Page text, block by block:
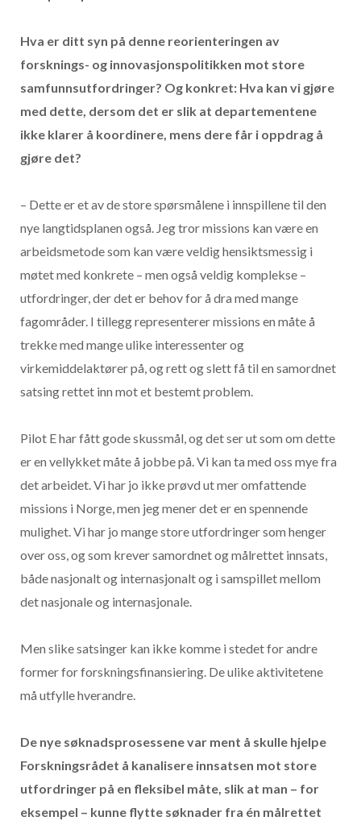
Hva er ditt syn på denne reorienteringen av
forsknings- og innovasjonspolitikken mot store
samfunnsutfordringer? Og konkret: Hva kan vi gjøre
med dette, dersom det er slik at departementene
ikke klarer å koordinere, mens dere får i oppdrag å
gjøre det?
– Dette er et av de store spørsmålene i innspillene til den
nye langtidsplanen også. Jeg tror missions kan være en
arbeidsmetode som kan være veldig hensiktsmessig i
møtet med konkrete – men også veldig komplekse –
utfordringer, der det er behov for å dra med mange
fagområder. I tillegg representerer missions en måte å
trekke med mange ulike interessenter og
virkemiddelaktører på, og rett og slett få til en samordnet
satsing rettet inn mot et bestemt problem.
Pilot E har fått gode skussmål, og det ser ut som om dette
er en vellykket måte å jobbe på. Vi kan ta med oss mye fra
det arbeidet. Vi har jo ikke prøvd ut mer omfattende
missions i Norge, men jeg mener det er en spennende
mulighet. Vi har jo mange store utfordringer som henger
over oss, og som krever samordnet og målrettet innsats,
både nasjonalt og internasjonalt og i samspillet mellom
det nasjonale og internasjonale.
Men slike satsinger kan ikke komme i stedet for andre
former for forskningsfinansiering. De ulike aktivitetene
må utfylle hverandre.
De nye søknadsprosessene var ment å skulle hjelpe
Forskningsrådet å kanalisere innsatsen mot store
utfordringer på en fleksibel måte, slik at man – for
eksempel – kunne flytte søknader fra én målrettet